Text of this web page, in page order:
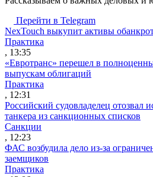
Перейти в Telegram
NexTouch выкупит активы
Практика
, 13:35
«Евротранс» перешел в
выпускам облигаций
Практика
, 12:31
Российский судовладелец отозвал
танкера из санкционных списков
Санкции
, 12:23
ФАС возбудила дело из-за
заемщиков
Практика